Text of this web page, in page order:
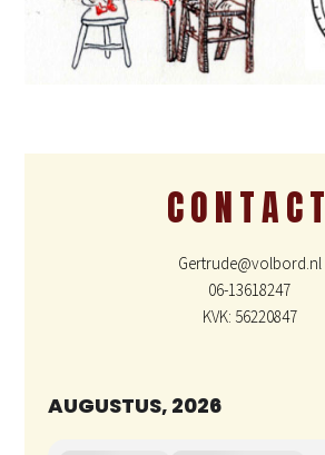
CONTACT
Gertrude@volbord.nl
06-13618247
KVK: 56220847
AUGUSTUS, 2026